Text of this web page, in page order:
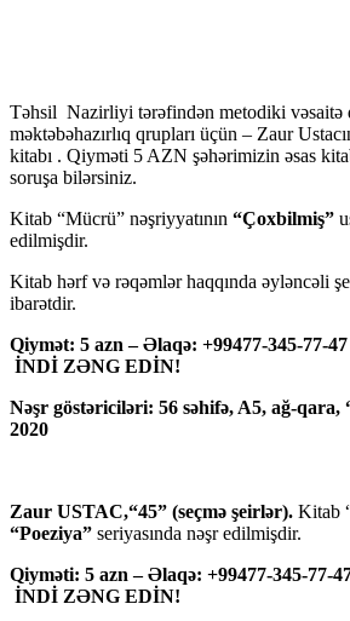
Təhsil Nazirliyi tərəfindən metodiki vəsaitə
məktəbəhazırlıq qrupları üçün – Zaur
kitabı . Qiyməti 5 AZN şəhərimizin əsas
soruşa bilərsiniz.
Kitab “Mücrü” nəşriyyatının “Çoxbilmiş”
edilmişdir.
Kitab hərf və rəqəmlər haqqında əyləncəli
ibarətdir.
Qiymət: 5 azn – Əlaqə: +99477-345-77-
İNDİ ZƏNG EDİN!
Nəşr göstəriciləri: 56 səhifə, A5, ağ-qara,
2020
Zaur USTAC,“45” (seçmə şeirlər). Kitab
“Poeziya” seriyasında nəşr edilmişdir.
Qiyməti: 5 azn – Əlaqə: +99477-345-77-
İNDİ ZƏNG EDİN!